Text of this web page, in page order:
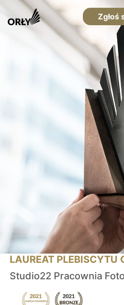
Zgłoś
LAUREAT PLEBISCYTU
Studio22 Pracownia